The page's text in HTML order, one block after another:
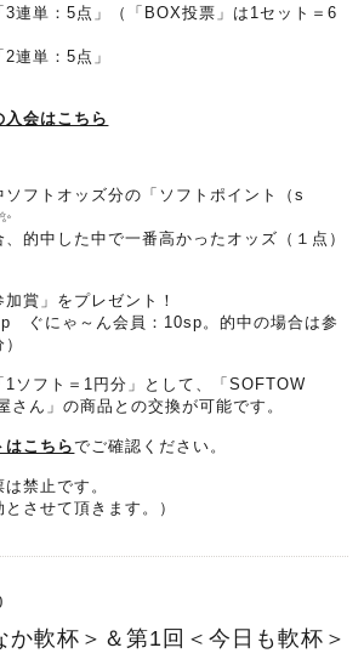
3連単：5点」（「BOX投票」は1セット＝6
連単：5点」
入会はこちら
ソフトオッズ分の「ソフトポイント（s
的中した中で一番高かったオッズ（１点）
賞」をプレゼント！
ぐにゃ～ん会員：10sp。的中の場合は参
1ソフト＝1円分」として、「SOFTOW
さん」の商品との交換が可能です。
はこちらでご確認ください。
禁止です。
とさせて頂きます。）
か軟杯＞＆第1回＜今日も軟杯＞